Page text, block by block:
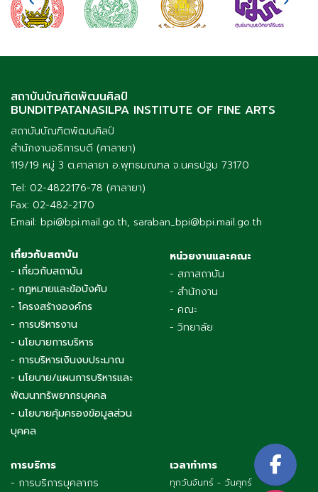
สถาบันบัณฑิตพัฒนศิลป์
BUNDITPATANASILPA INSTITUTE OF FINE ARTS
สถาบันบัณฑิตพัฒนศิลป์
สำนักงานอธิการบดี (ศาลายา)
119/19 หมู่ 3 ต.ศาลายา อ.พุทธมณฑล จ.นครปฐม 73170
Tel: 02-4822176-78 (ศาลายา)
Fax: 02-482-2170
Email: bpi@bpi.mail.go.th, saraban_bpi@bpi.mail.go.th
เกี่ยวกับสถาบัน
- เกี่ยวกับสถาบัน
- กฎหมายและข้อบังคับ
- โครงสร้างองค์กร
- การบริหารงาน
- นโยบายการบริหาร
- การบริหารเงินงบประมาณ
- นโยบาย/แผนการบริหารและ
พัฒนาทรัพยากรบุคคล
- นโยบายคุ้มครองข้อมูลส่วน
บุคคล
หน่วยงานและคณะ
- สภาสถาบัน
- สำนักงาน
- คณะ
- วิทยาลัย
การบริการ
- การบริการบุคลากร
เวลาทำการ
ทุกวันจันทร์ - วันศุกร์